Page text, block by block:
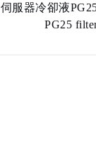
伺服器冷卻液
PG25